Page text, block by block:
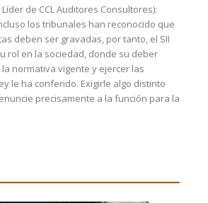
Líder de CCL Auditores Consultores):
los tribunales han reconocido que
deben ser gravadas, por tanto, el SII
rol en la sociedad, donde su deber
normativa vigente y ejercer las
le ha conferido. Exigirle algo distinto
precisamente a la función para la